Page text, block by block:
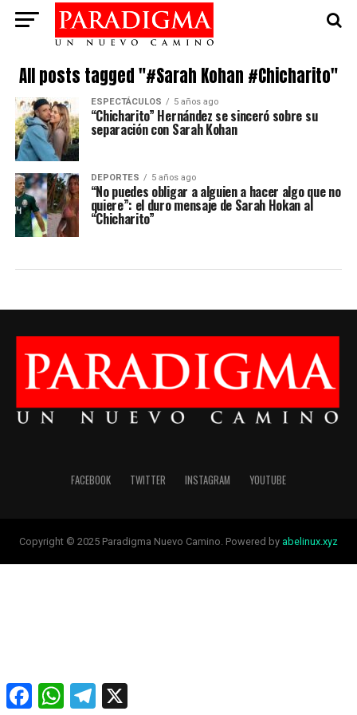
All posts tagged "#Sarah Kohan #Chicharito"
ESPECTÁCULOS 5 años ago
“Chicharito” Hernández se sinceró sobre su
separación con Sarah Kohan
DEPORTES 5 años ago
“No puedes obligar a alguien a hacer algo que no
quiere”: el duro mensaje de Sarah Hokan al
“Chicharito”
FACEBOOK TWITTER INSTAGRAM YOUTUBE
Copyright © 2025 Paradigma Nuevo Camino. Powered by abelinux.xyz
FacebookWhatsAppTelegram